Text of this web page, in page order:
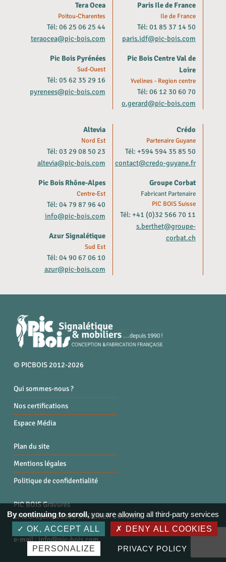
Tera Ocea
Poitou-Charentes
Tél: 06 25 06 25 44
teraocea@pic-bois.com
Pic Bois Pyrénées
Sud-Ouest
Tél: 05 62 35 29 16
pyrenees@pic-bois.com
Paris Ile de France
Ile de France
Tél: 01 85 37 14 50
paris.idf@pic-bois.com
Pic Bois Centre Val de
Loire
Yvelines - Region centre
Tél: 06 12 30 60 70
o.gerard@pic-bois.com
Altevia
Nord Est
Tél: 03 29 08 50 23
altevia@pic-bois.com
Pic Bois Rhône-Alpes
Centre-Est
Tél: 04 79 87 96 40
info@pic-bois.com
Azur Signalétique
Sud Est
Tél: 04 90 67 06 10
azur@pic-bois.com
Crédo
Partenaire Guyane
Tél: +594 594 35 85 50
contact@credo-guyane.fr
Groupe Corbat
Fabricant Partenaire
PIC BOIS Suisse
Tél: +41 (0)32 566 70 11
s.berthet@groupe-
corbat.ch
© PICBOIS 2012-2026
Qui sommes-nous ?
Nos certifications
Espace Média
Plan du site
Mentions légales
Politique de confidentialité
PIC BOIS Gravures
ZI la Bruyère, 01300 BREGNIER CORDON
Tél. : 04 79 87 96 40
e-mail :info@pic-bois.com
By continuing to scroll,you are allowing all third-party services
OK, ACCEPT ALL
DENY ALL COOKIES
PERSONALIZE PRIVACY POLICY